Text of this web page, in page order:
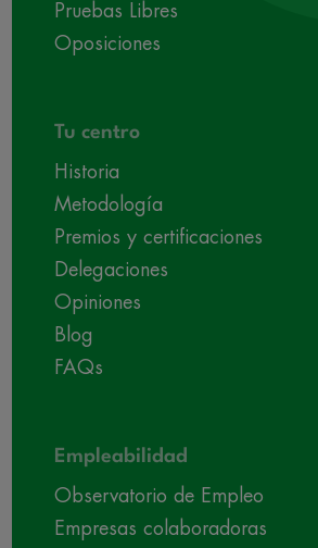
Pruebas Libres
Oposiciones
Tu centro
Historia
Metodología
Premios y certificaciones
Delegaciones
Opiniones
Blog
FAQs
Empleabilidad
Observatorio de Empleo
Empresas colaboradoras